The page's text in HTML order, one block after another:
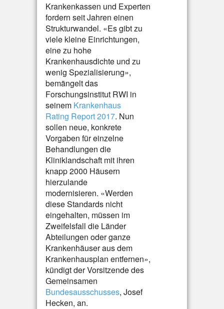
Krankenkassen und Experten
fordern seit Jahren einen
Strukturwandel. «Es gibt zu
viele kleine Einrichtungen,
eine zu hohe
Krankenhausdichte und zu
wenig Spezialisierung»,
bemängelt das
Forschungsinstitut RWI in
seinem Krankenhaus
Rating Report 2017. Nun
sollen neue, konkrete
Vorgaben für einzelne
Behandlungen die
Kliniklandschaft mit ihren
knapp 2000 Häusern
hierzulande
modernisieren. «Werden
diese Standards nicht
eingehalten, müssen im
Zweifelsfall die Länder
Abteilungen oder ganze
Krankenhäuser aus dem
Krankenhausplan entfernen»,
kündigt der Vorsitzende des
Gemeinsamen
Bundesausschusses, Josef
Hecken, an.